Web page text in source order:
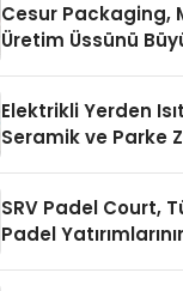
Cesur Packaging,
Üretim Üssünü
Elektrikli Yerden
Seramik ve Parke
SRV Padel Court,
Padel